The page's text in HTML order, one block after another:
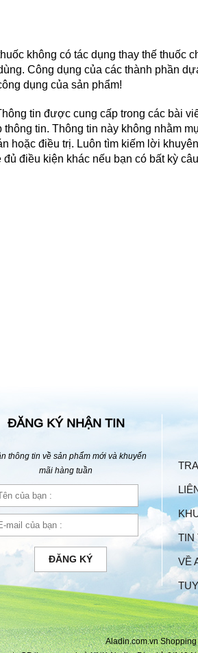
không có tác dụng thay thế thuốc
Công dụng của các thành phần
dụng của sản phẩm!
tin được cung cấp trong các bài
tin. Thông tin này không nhằm
hoặc điều trị. Luôn tìm kiếm lời
điều kiện khác nếu bạn có bất kỳ
ĐĂNG KÝ NHẬN TIN
thông tin về sản phẩm mới và khuyến
mãi hàng tuần
ĐĂNG KÝ
TIN
VỀ
Aladin.com.vn